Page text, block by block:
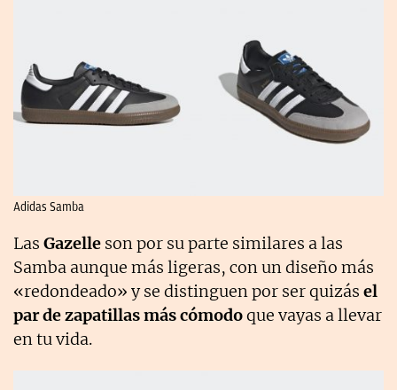
Adidas Samba
Las Gazelle son por su parte similares a las
Samba aunque más ligeras, con un diseño más
«redondeado» y se distinguen por ser quizás el
par de zapatillas más cómodoque vayas a llevar
en tu vida.